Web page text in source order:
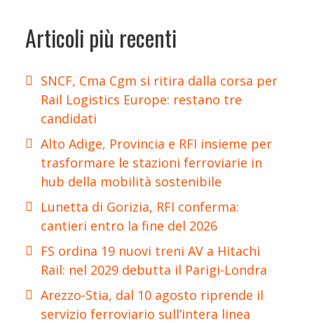
Articoli più recenti
SNCF, Cma Cgm si ritira dalla corsa per
Rail Logistics Europe: restano tre
candidati
Alto Adige, Provincia e RFI insieme per
trasformare le stazioni ferroviarie in
hub della mobilità sostenibile
Lunetta di Gorizia, RFI conferma:
cantieri entro la fine del 2026
FS ordina 19 nuovi treni AV a Hitachi
Rail: nel 2029 debutta il Parigi-Londra
Arezzo-Stia, dal 10 agosto riprende il
servizio ferroviario sull’intera linea